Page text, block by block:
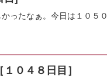
ったなぁ。今日は１０５０
０４８日目］